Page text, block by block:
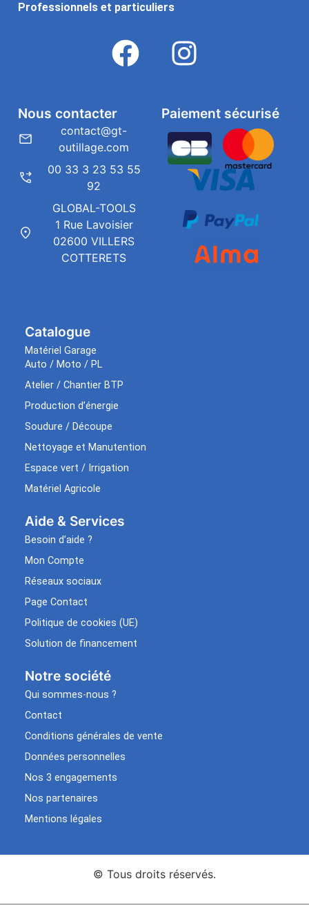
Professionnels et particuliers
Catalogue
Matériel Garage
Auto / Moto / PL
Atelier / Chantier BTP
Production d’énergie
Soudure / Découpe
Nettoyage et Manutention
Espace vert / Irrigation
Matériel Agricole
Aide & Services​
Besoin d’aide ?
Mon Compte
Réseaux sociaux
Page Contact
Politique de cookies (UE)
Solution de financement
Notre société
Qui sommes-nous ?
Contact
Conditions générales de vente
Données personnelles
Nos 3 engagements
Nos partenaires
Mentions légales
Paiement sécurisé
Nous contacter
contact@gt-
outillage.com
00 33 3 23 53 55
92
GLOBAL-TOOLS
1 Rue Lavoisier
02600 VILLERS
COTTERETS
© Tous droits réservés.